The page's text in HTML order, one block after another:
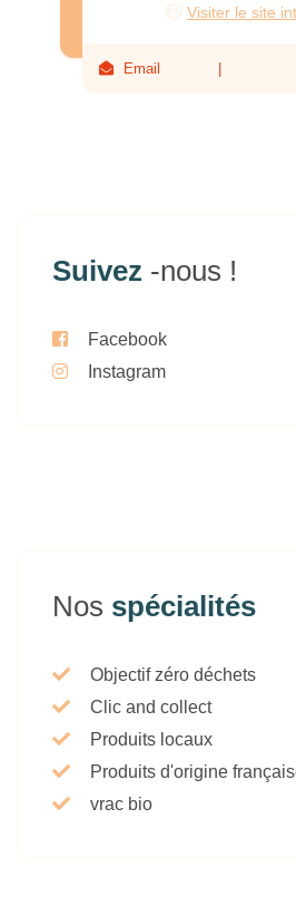
Visiter le site
Email
Suivez -nous !
Facebook
Instagram
Nos spécialités
Objectif zéro déchets
Clic and collect
Produits locaux
Produits d'origine
vrac bio